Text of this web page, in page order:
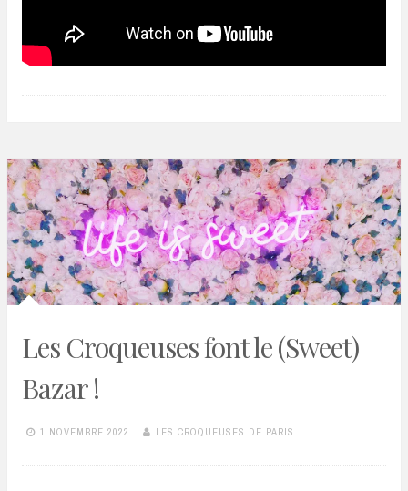
Les Croqueuses font le (Sweet)
Bazar !
1 NOVEMBRE 2022 LES CROQUEUSES DE PARIS